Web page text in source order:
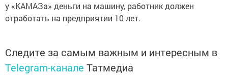
у «КАМАЗа» деньги на машину, работник должен
отработать на предприятии 10 лет.
Следите за самым важным и интересным в
Telegram-канале Татмедиа